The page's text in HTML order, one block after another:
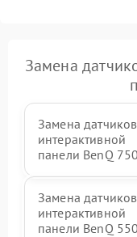
Замена
Замена датчиков
интерактивной
панели BenQ
Замена датчиков
интерактивной
панели BenQ